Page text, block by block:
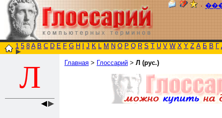
٠
1 5 8 A B C D E F G H J K L M N O P Q R S T U V W X Y Z А Б В Г
Л Главная > Глоссарий > Л (рус.)